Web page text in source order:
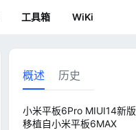
工具箱 WiKi
概述 历史
小米平板6Pro MIUI14新版
移植自小米平板6MAX